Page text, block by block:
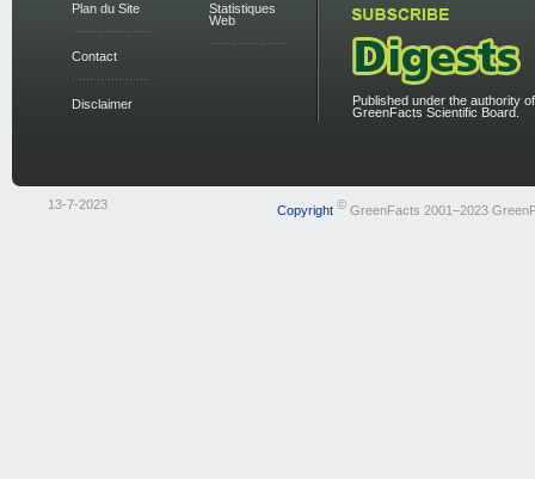
Plan du Site
Contact
Disclaimer
Statistiques
Web
Published under the authority
GreenFacts Scientific Board.
13-7-2023 Copyright ©GreenFacts 2001–2023